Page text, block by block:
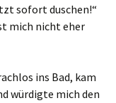
sofort duschen!“
mich nicht eher
ins Bad, kam
würdigte mich den